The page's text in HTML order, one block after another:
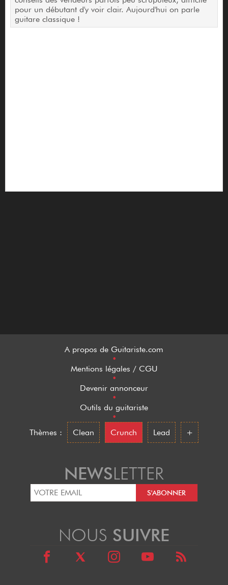
pour un débutant d'y voir clair. Aujourd'hui on parle
guitare classique !
A propos de Guitariste.com
•
Mentions légales / CGU
•
Devenir annonceur
•
Outils du guitariste
•
Thèmes :
Clean Crunch Lead +
NEWSLETTER
NOUS SUIVRE